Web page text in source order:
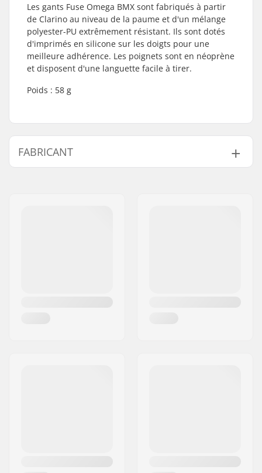
Les gants Fuse Omega BMX sont fabriqués à partir
de Clarino au niveau de la paume et d'un mélange
polyester-PU extrêmement résistant. Ils sont dotés
d'imprimés en silicone sur les doigts pour une
meilleure adhérence. Les poignets sont en néoprène
et disposent d'une languette facile à tirer.
Poids : 58 g
FABRICANT